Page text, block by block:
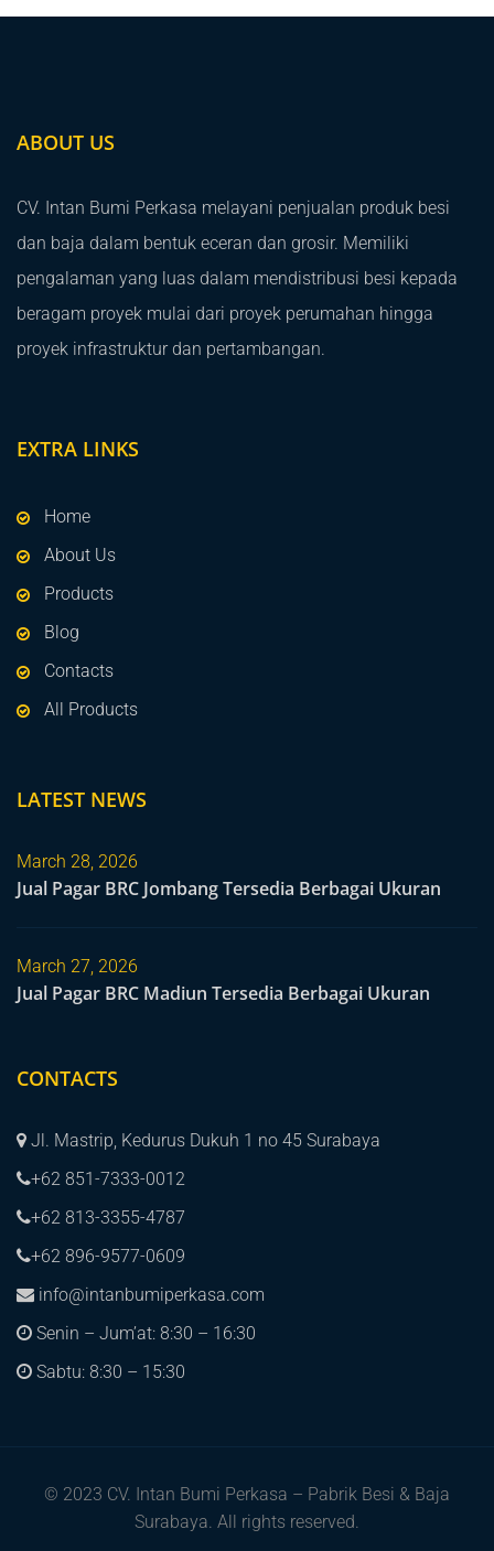
ABOUT US
CV. Intan Bumi Perkasa melayani penjualan produk besi
dan baja dalam bentuk eceran dan grosir. Memiliki
pengalaman yang luas dalam mendistribusi besi kepada
beragam proyek mulai dari proyek perumahan hingga
proyek infrastruktur dan pertambangan.
EXTRA LINKS
Home
About Us
Products
Blog
Contacts
All Products
LATEST NEWS
March 28, 2026
Jual Pagar BRC Jombang Tersedia Berbagai Ukuran
March 27, 2026
Jual Pagar BRC Madiun Tersedia Berbagai Ukuran
CONTACTS
Jl. Mastrip, Kedurus Dukuh 1 no 45 Surabaya
+62 851-7333-0012
+62 813-3355-4787
+62 896-9577-0609
info@intanbumiperkasa.com
Senin – Jum’at: 8:30 – 16:30
Sabtu: 8:30 – 15:30
© 2023 CV. Intan Bumi Perkasa – Pabrik Besi & Baja
Surabaya. All rights reserved.